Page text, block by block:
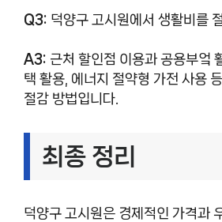
Q3: 덕양구 고시원에서 생활비를
A3: 근처 할인점 이용과 공용부엌
택 활용, 에너지 절약형 가전 사용
절감 방법입니다.
최종 정리
덕양구 고시원은 경제적인 가격과